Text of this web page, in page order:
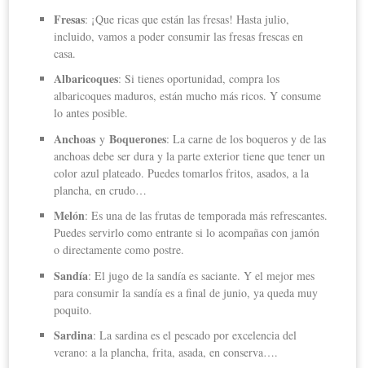
Fresas: ¡Que ricas que están las fresas! Hasta julio,
incluido, vamos a poder consumir las fresas frescas en
casa.
Albaricoques: Si tienes oportunidad, compra los
albaricoques maduros, están mucho más ricos. Y consume
lo antes posible.
Anchoas yBoquerones: La carne de los boqueros y de las
anchoas debe ser dura y la parte exterior tiene que tener un
color azul plateado. Puedes tomarlos fritos, asados, a la
plancha, en crudo…
Melón: Es una de las frutas de temporada más refrescantes.
Puedes servirlo como entrante si lo acompañas con jamón
o directamente como postre.
Sandía: El jugo de la sandía es saciante. Y el mejor mes
para consumir la sandía es a final de junio, ya queda muy
poquito.
Sardina: La sardina es el pescado por excelencia del
verano: a la plancha, frita, asada, en conserva….